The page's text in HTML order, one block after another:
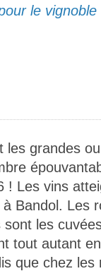
le
grandes
! Les vins
Bandol. Les
les
tout autant
que chez